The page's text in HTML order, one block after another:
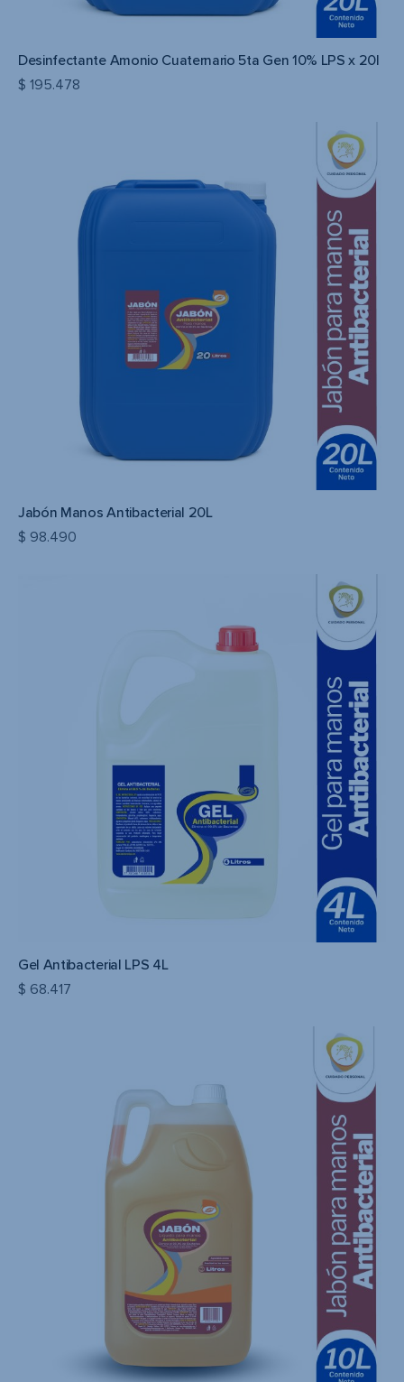
Desinfectante Amonio Cuaternario 5ta Gen 10% LPS x 20l
$ 195.478
Jabón Manos Antibacterial 20L
$ 98.490
Gel Antibacterial LPS 4L
$ 68.417